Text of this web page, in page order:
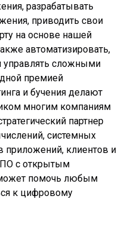
разрабатывать
приводить свои
на основе нашей
автоматизировать,
управлять сложными
премией
и бучения делают
многим компаниям
партнер
системных
приложений, клиентов и
ПО с открытым
помочь любым
к цифровому